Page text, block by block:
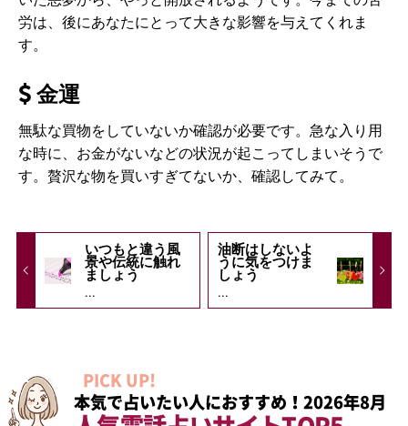
労は、後にあなたにとって大きな影響を与えてくれま
す。
金運
無駄な買物をしていないか確認が必要です。急な入り用
な時に、お金がないなどの状況が起こってしまいそうで
す。贅沢な物を買いすぎてないか、確認してみて。
いつもと違う風
景や伝統に触れ
ましょう
...
油断はしないよ
うに気をつけま
しょう
...
PICK UP!
本気で占いたい人におすすめ！2026年8月